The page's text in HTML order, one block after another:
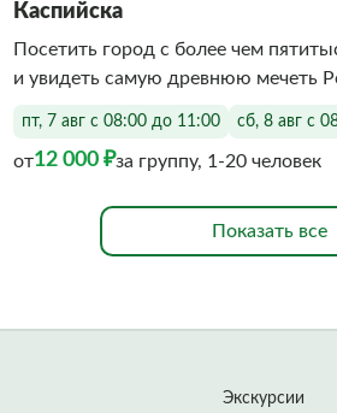
Каспийска
Посетить город с более чем
и увидеть самую древнюю мечеть
пт, 7 авг с 08:00 до 11:00 сб, 8 авг с
от12 000 ₽за группу, 1-20 человек
Показать все
Экскурсии